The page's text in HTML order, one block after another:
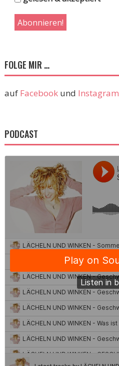
FOLGE MIR …
auf Facebookund Instagram
PODCAST